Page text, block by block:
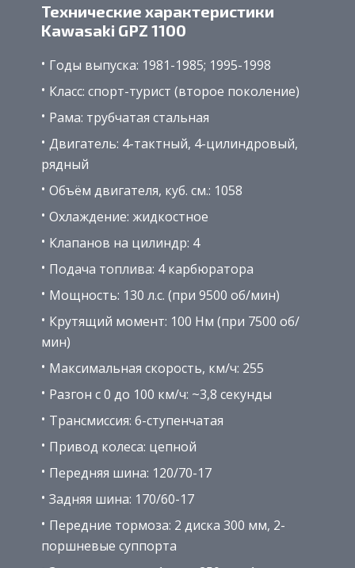
Технические характеристики
Kawasaki GPZ 1100
Годы выпуска: 1981-1985; 1995-1998
Класс: спорт-турист (второе поколение)
Рама: трубчатая стальная
Двигатель: 4-тактный, 4-цилиндровый,
рядный
Объём двигателя, куб. см.: 1058
Охлаждение: жидкостное
Клапанов на цилиндр: 4
Подача топлива: 4 карбюратора
Мощность: 130 л.с. (при 9500 об/мин)
Крутящий момент: 100 Нм (при 7500 об/
мин)
Максимальная скорость, км/ч: 255
Разгон с 0 до 100 км/ч: ~3,8 секунды
Трансмиссия: 6-ступенчатая
Привод колеса: цепной
Передняя шина: 120/70-17
Задняя шина: 170/60-17
Передние тормоза: 2 диска 300 мм, 2-
поршневые суппорта